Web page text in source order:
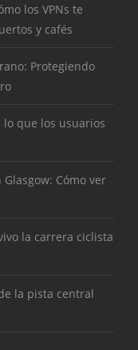
los VPNs te
y cafés
Protegiendo
lo que los usuarios
Cómo ver
la carrera ciclista
la pista central